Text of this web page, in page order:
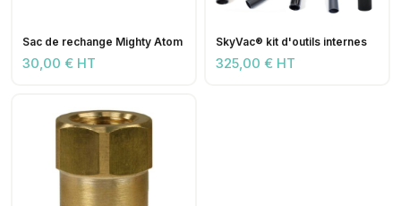
Sac de rechange Mighty Atom
30,00 € HT
SkyVac® kit d'outils internes
325,00 € HT